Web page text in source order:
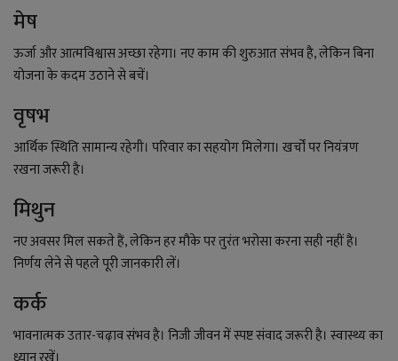
संपादकीय
धर्म
लाइफ स्टाइल
जोक्स
सोशल मीडिया
Gallery
मेष
ऊर्जा और आत्मविश्वास अच्छा रहेगा। नए काम की शुरुआत संभव है, लेकिन बिना
योजना के कदम उठाने से बचें।
वृषभ
आर्थिक स्थिति सामान्य रहेगी। परिवार का सहयोग मिलेगा। खर्चों पर नियंत्रण
रखना जरूरी है।
मिथुन
नए अवसर मिल सकते हैं, लेकिन हर मौके पर तुरंत भरोसा करना सही नहीं है।
निर्णय लेने से पहले पूरी जानकारी लें।
कर्क
भावनात्मक उतार-चढ़ाव संभव है। निजी जीवन में स्पष्ट संवाद जरूरी है। स्वास्थ्य का